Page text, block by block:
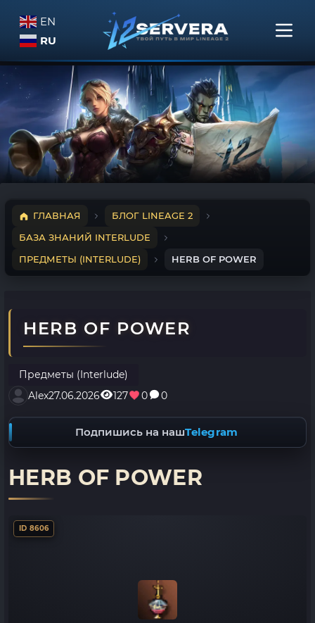
EN
RU
ГЛАВНАЯ
БЛОГ LINEAGE 2
БАЗА ЗНАНИЙ INTERLUDE
ПРЕДМЕТЫ (INTERLUDE)
HERB OF POWER
HERB OF POWER
Предметы (Interlude)
Alex27.06.2026 127 0 0
Подпишись на нашTelegram
HERB OF POWER
ID 8606